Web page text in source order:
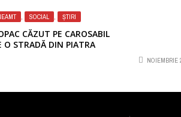
, SOCIAL , ȘTIRI
CĂZUT PE CAROSABIL
O STRADĂ DIN PIATRA
NOIEMBRIE